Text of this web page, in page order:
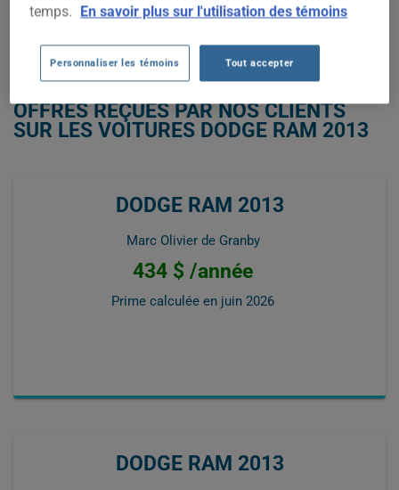
OBTENEZ UNE ASSURANCE À BAS PRIX POUR VOTRE DODGE RAM
OFFRES REÇUES PAR NOS CLIENTS
SUR LES VOITURES DODGE RAM 2013
DODGE RAM 2013
Marc Olivier de Granby
434 $ /année
Prime calculée en juin 2026
DODGE RAM 2013
temps. En savoir plus sur l'utilisation des témoins
Personnaliser les témoins Tout accepter